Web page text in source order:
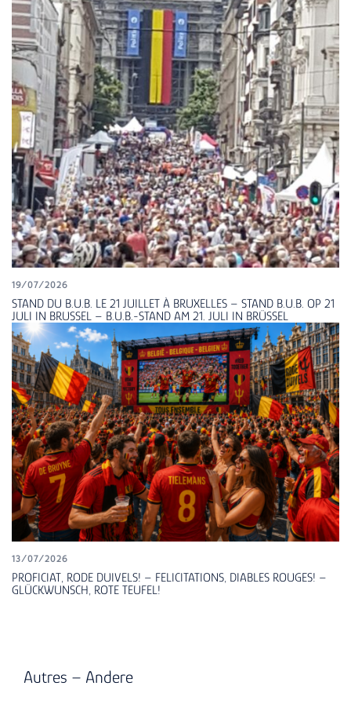
19/07/2026
STAND DU B.U.B. LE 21 JUILLET À BRUXELLES – STAND B.U.B. OP 21
JULI IN BRUSSEL – B.U.B.-STAND AM 21. JULI IN BRÜSSEL
13/07/2026
PROFICIAT, RODE DUIVELS! – FELICITATIONS, DIABLES ROUGES! –
GLÜCKWUNSCH, ROTE TEUFEL!
Autres – Andere